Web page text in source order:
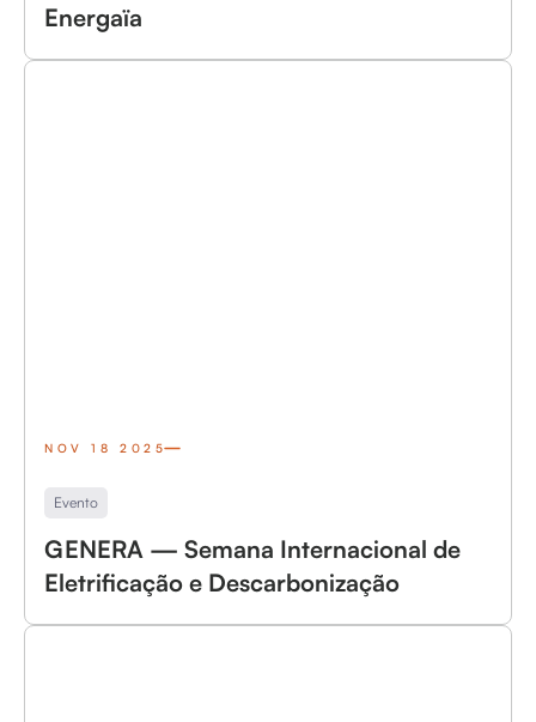
Energaïa
NOV 18 2025
Evento
GENERA — Semana Internacional de
Eletrificação e Descarbonização